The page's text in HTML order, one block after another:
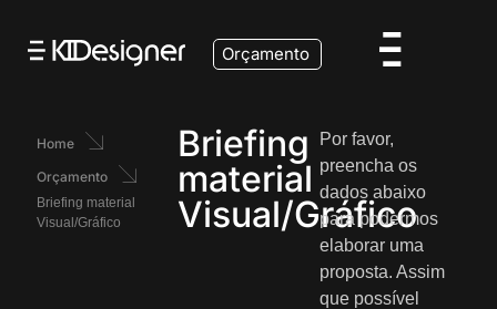
Orçamento
Home
Orçamento
Briefing material
Visual/Gráfico
Briefing
material
Visual/Gráfico
Por favor,
preencha os
dados abaixo
para podermos
elaborar uma
proposta. Assim
que possível